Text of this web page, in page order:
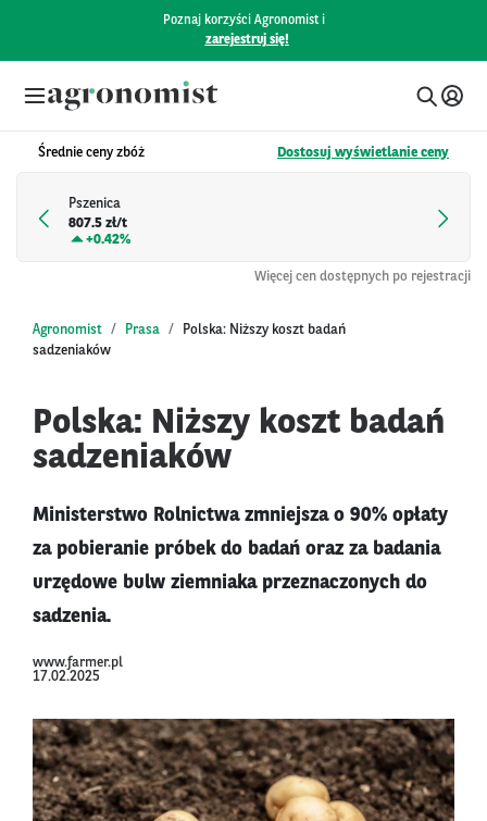
Poznaj korzyści Agronomist i
zarejestruj się!
Średnie ceny zbóż Dostosuj wyświetlanie ceny
Pszenica
807.5 zł/t
+0.42%
Więcej cen dostępnych po rejestracji
Agronomist Prasa
Polska: Niższy koszt badań
sadzeniaków
Polska: Niższy koszt badań
sadzeniaków
Ministerstwo Rolnictwa zmniejsza o 90% opłaty
za pobieranie próbek do badań oraz za badania
urzędowe bulw ziemniaka przeznaczonych do
sadzenia.
www.farmer.pl
17.02.2025